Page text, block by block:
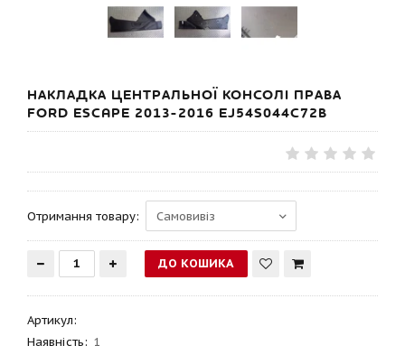
НАКЛАДКА ЦЕНТРАЛЬНОЇ КОНСОЛІ ПРАВА
FORD ESCAPE 2013-2016 EJ54S044C72B
Отримання товару:
Артикул:
Наявність: 1